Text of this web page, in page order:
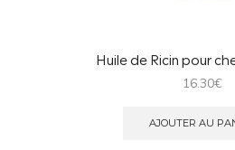
Huile de Ricin pour
16.30€
AJOUTER AU